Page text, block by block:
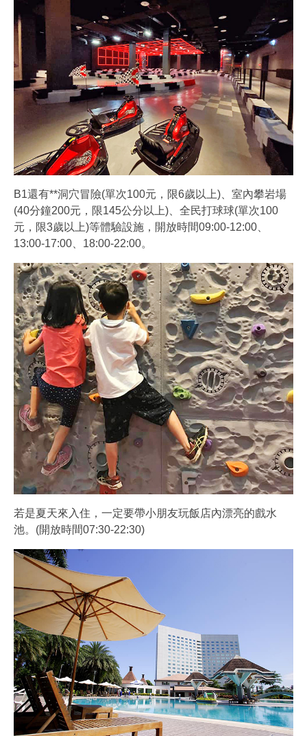
B1還有**洞穴冒險(單次100元，限6歲以上)、室內攀岩場
(40分鐘200元，限145公分以上)、全民打球球(單次100
元，限3歲以上)等體驗設施，開放時間09:00-12:00、
13:00-17:00、18:00-22:00。
若是夏天來入住，一定要帶小朋友玩飯店內漂亮的戲水
池。(開放時間07:30-22:30)